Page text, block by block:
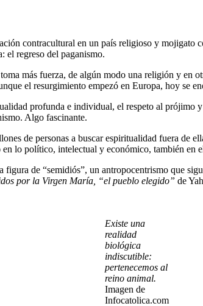
contracultural en un país religioso y
el regreso del paganismo.
más fuerza, de algún modo una religión y
el resurgimiento empezó en Europa, hoy se
profunda e individual, el respeto al prójimo
Algo fascinante.
de personas a buscar espiritualidad fuera de
lo político, intelectual y económico, también en
de “semidiós”, un antropocentrismo que
por la Virgen María, “el pueblo elegido” de
Existe una
realidad
biológica
indiscutible:
pertenecemos al
reino animal.
Imagen de
Infocatolica.com